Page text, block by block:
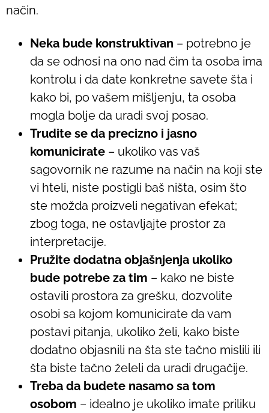
način.
Neka bude konstruktivan – potrebno je
da se odnosi na ono nad čim ta osoba ima
kontrolu i da date konkretne savete šta i
kako bi, po vašem mišljenju, ta osoba
mogla bolje da uradi svoj posao.
Trudite se da precizno i jasno
komunicirate – ukoliko vas vaš
sagovornik ne razume na način na koji ste
vi hteli, niste postigli baš ništa, osim što
ste možda proizveli negativan efekat;
zbog toga, ne ostavljajte prostor za
interpretacije.
Pružite dodatna objašnjenja ukoliko
bude potrebe za tim – kako ne biste
ostavili prostora za grešku, dozvolite
osobi sa kojom komunicirate da vam
postavi pitanja, ukoliko želi, kako biste
dodatno objasnili na šta ste tačno mislili ili
šta biste tačno želeli da uradi drugačije.
Treba da budete nasamo sa tom
osobom – idealno je ukoliko imate priliku